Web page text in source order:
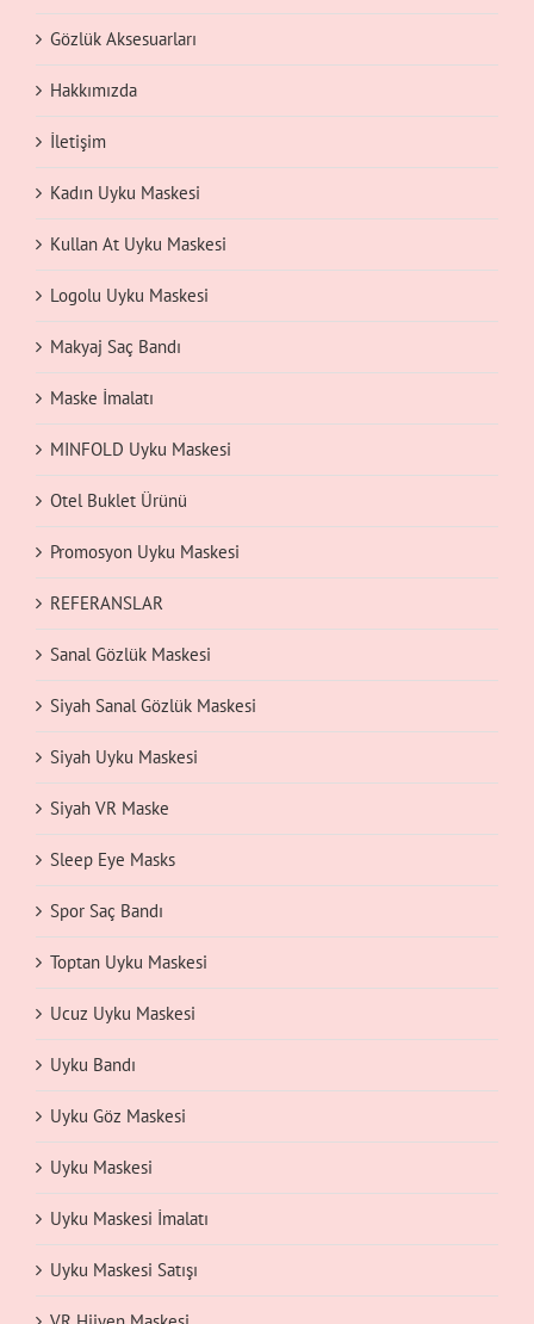
Gözlük Aksesuarları
Hakkımızda
İletişim
Kadın Uyku Maskesi
Kullan At Uyku Maskesi
Logolu Uyku Maskesi
Makyaj Saç Bandı
Maske İmalatı
MINFOLD Uyku Maskesi
Otel Buklet Ürünü
Promosyon Uyku Maskesi
REFERANSLAR
Sanal Gözlük Maskesi
Siyah Sanal Gözlük Maskesi
Siyah Uyku Maskesi
Siyah VR Maske
Sleep Eye Masks
Spor Saç Bandı
Toptan Uyku Maskesi
Ucuz Uyku Maskesi
Uyku Bandı
Uyku Göz Maskesi
Uyku Maskesi
Uyku Maskesi İmalatı
Uyku Maskesi Satışı